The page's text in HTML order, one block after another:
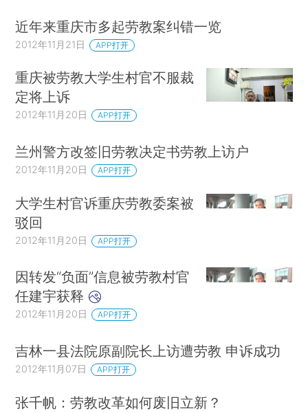
近年来重庆市多起劳教案纠错一览
2012年11月21日 APP打开
重庆被劳教大学生村官不服裁
定将上诉
2012年11月20日 APP打开
兰州警方改签旧劳教决定书劳教上访户
2012年11月20日 APP打开
大学生村官诉重庆劳教委案被
驳回
2012年11月20日 APP打开
因转发“负面”信息被劳教村官
任建宇获释
2012年11月20日 APP打开
吉林一县法院原副院长上访遭劳教 申诉成功
2012年11月07日 APP打开
张千帆：劳教改革如何废旧立新？